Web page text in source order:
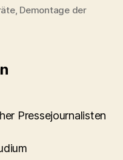
, Demontage der
Pressejournalisten